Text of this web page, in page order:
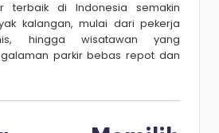
terbaik di Indonesia semakin
kalangan, mulai dari pekerja
hingga wisatawan yang
parkir bebas repot dan